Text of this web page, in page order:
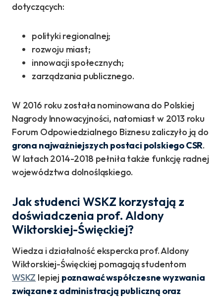
dotyczących:
polityki regionalnej;
rozwoju miast;
innowacji społecznych;
zarządzania publicznego.
W 2016 roku została nominowana do Polskiej
Nagrody Innowacyjności, natomiast w 2013 roku
Forum Odpowiedzialnego Biznesu zaliczyło ją do
grona najważniejszych postaci polskiego CSR.
W latach 2014-2018 pełniła także funkcję radnej
województwa dolnośląskiego.
Jak studenci WSKZ korzystają z
doświadczenia prof. Aldony
Wiktorskiej-Święckiej?
Wiedza i działalność ekspercka prof. Aldony
Wiktorskiej-Święckiej pomagają studentom
WSKZ lepiej poznawać współczesne wyzwania
związane z administracją publiczną oraz